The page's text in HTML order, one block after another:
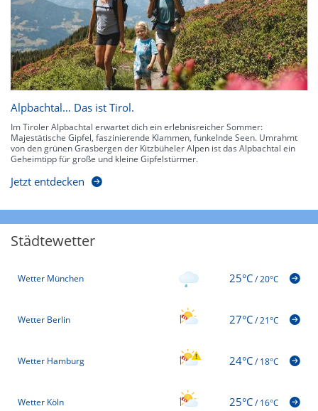
Alpbachtal… Das ist Tirol.
Im Tiroler Alpbachtal erwartet dich ein erlebnisreicher Sommer:
Majestätische Gipfel, faszinierende Klammen, funkelnde Seen. Umrahmt
von den grünen Grasbergen der Kitzbüheler Alpen ist das Alpbachtal ein
Geheimtipp für große und kleine Gipfelstürmer.
Jetzt entdecken
Städtewetter
Wetter München 25°C/20°C
Wetter Berlin 27°C/21°C
Wetter Hamburg 24°C/18°C
Wetter Köln 25°C/16°C